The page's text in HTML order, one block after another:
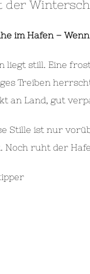
der
im Hafen –
liegt still. Eine
Treiben
an Land, gut
Stille ist nur
Noch ruht der